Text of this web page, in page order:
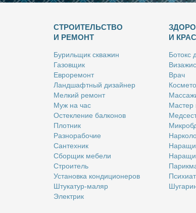
СТРОИТЕЛЬСТВО
И РЕМОНТ
Бу­риль­щик сква­жин
Га­зов­щик
Ев­ро­ре­монт
Ланд­шафт­ный ди­зай­нер
Мел­кий ре­монт
Муж на час
Остек­ле­ние бал­ко­нов
Плот­ник
Раз­но­ра­бо­чие
Сан­тех­ник
Сбор­щик ме­бе­ли
Стро­и­тель
Уста­нов­ка кон­ди­ци­о­не­ров
Шту­ка­тур-ма­ляр
Элек­трик
И
Бо­токс
Врач
Ма­стер